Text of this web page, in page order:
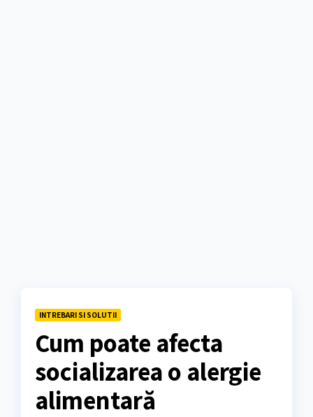
INTREBARI SI SOLUTII
Cum poate afecta
socializarea o alergie
alimentară